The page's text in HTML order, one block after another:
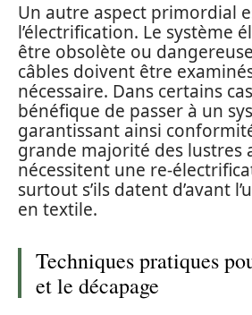
Un autre aspect primordial
l’électrification. Le système
être obsolète ou
câbles doivent être
nécessaire. Dans certains
bénéfique de passer à un
garantissant ainsi
grande majorité des lustres
nécessitent une re-
surtout s’ils datent d’avant
en textile.
Techniques pratiques
et le décapage